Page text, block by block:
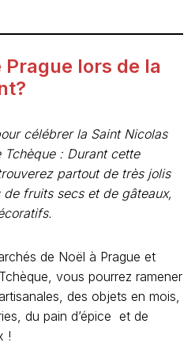
lors de la
célébrer la Saint Nicolas
Tchèque : Durant cette
partout de très jolis
fruits secs et de gâteaux,
de Noël à Prague et
vous pourrez ramener
des objets en mois,
du pain d’épice et de
!